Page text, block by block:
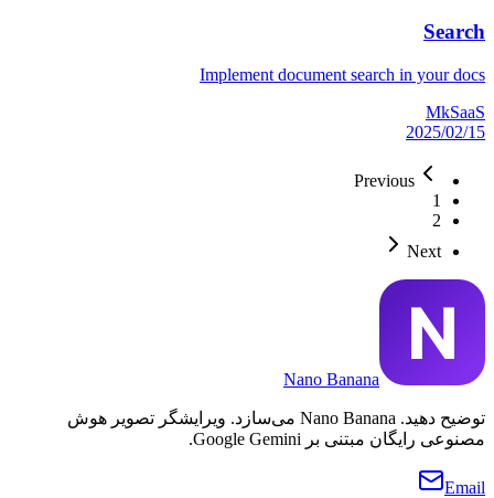
Search
Implement document search in your docs
MkSaaS
2025/02/15
Previous
1
2
Next
Nano Banana
توضیح دهید. Nano Banana می‌سازد. ویرایشگر تصویر هوش
مصنوعی رایگان مبتنی بر Google Gemini.
Email